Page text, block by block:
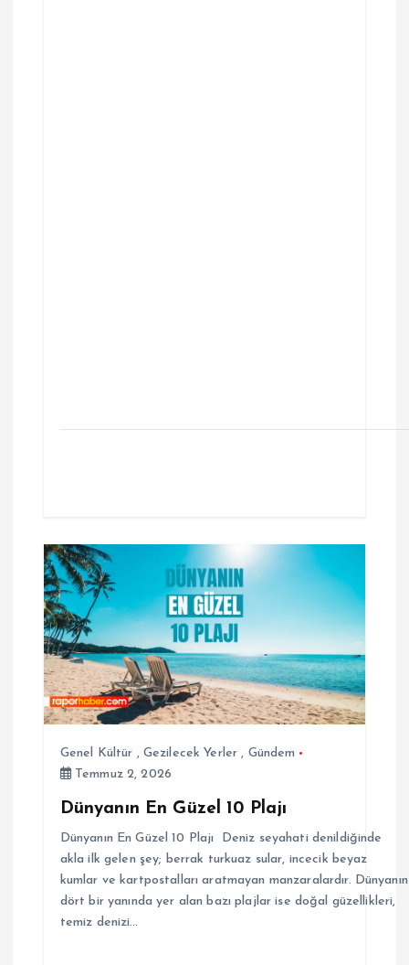
Genel Kültür , Gezilecek Yerler , Gündem
Temmuz 2, 2026
Dünyanın En Güzel 10 Plajı
Dünyanın En Güzel 10 Plajı Deniz seyahati denildiğinde
akla ilk gelen şey; berrak turkuaz sular, incecik beyaz
kumlar ve kartpostalları aratmayan manzaralardır. Dünyanın
dört bir yanında yer alan bazı plajlar ise doğal güzellikleri,
temiz denizi…